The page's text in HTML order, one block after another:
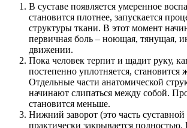
В суставе появляется умеренное
становится плотнее, запускается
структуры ткани. В этот момент
первичная боль – ноющая, тянущая,
движении.
Пока человек терпит и щадит руку,
постепенно уплотняется, становится
Отдельные части анатомической
начинают слипаться между собой.
становится меньше.
Нижний заворот (это часть
практически закрывается